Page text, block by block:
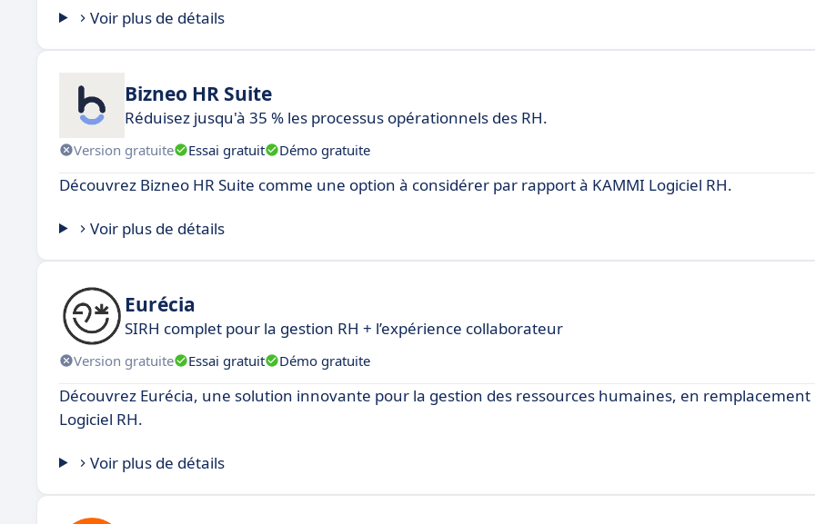
Voir plus de détails
Bizneo HR Suite
Réduisez jusqu'à 35 % les processus opérationnels des RH.
Version gratuite Essai gratuit Démo gratuite
Découvrez Bizneo HR Suite comme une option à considérer par rapport à KAMMI Logiciel RH.
Voir plus de détails
Eurécia
SIRH complet pour la gestion RH + l’expérience collaborateur
Version gratuite Essai gratuit Démo gratuite
Découvrez Eurécia, une solution innovante pour la gestion des ressources humaines, en remplacement
Logiciel RH.
Voir plus de détails